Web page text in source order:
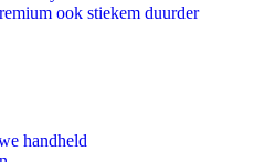
ook stiekem duurder
handheld